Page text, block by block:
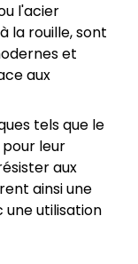
l'acier
la rouille, sont
et
aux
tels que le
leur
aux
ainsi une
une utilisation